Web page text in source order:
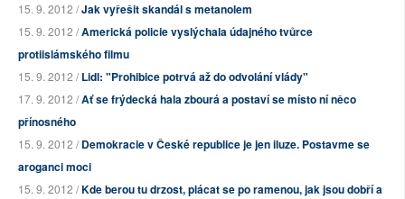
15. 9. 2012 /Jak vyřešit skandál s metanolem
15. 9. 2012 /Americká policie vyslýchala údajného tvůrce
protiislámského filmu
15. 9. 2012 /Lidl: "Prohibice potrvá až do odvolání vlády"
17. 9. 2012 /Ať se frýdecká hala zbourá a postaví se místo ní něco
přínosného
15. 9. 2012 /Demokracie v České republice je jen iluze. Postavme se
aroganci moci
15. 9. 2012 /Kde berou tu drzost, plácat se po ramenou, jak jsou dobří a